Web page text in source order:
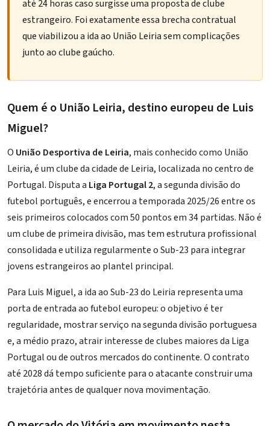
até 24 horas caso surgisse uma proposta de clube
estrangeiro. Foi exatamente essa brecha contratual
que viabilizou a ida ao União Leiria sem complicações
junto ao clube gaúcho.
Quem é o União Leiria, destino europeu de Luis
Miguel?
O União Desportiva de Leiria, mais conhecido como União
Leiria, é um clube da cidade de Leiria, localizada no centro de
Portugal. Disputa a Liga Portugal 2, a segunda divisão do
futebol português, e encerrou a temporada 2025/26 entre os
seis primeiros colocados com 50 pontos em 34 partidas. Não é
um clube de primeira divisão, mas tem estrutura profissional
consolidada e utiliza regularmente o Sub-23 para integrar
jovens estrangeiros ao plantel principal.
Para Luis Miguel, a ida ao Sub-23 do Leiria representa uma
porta de entrada ao futebol europeu: o objetivo é ter
regularidade, mostrar serviço na segunda divisão portuguesa
e, a médio prazo, atrair interesse de clubes maiores da Liga
Portugal ou de outros mercados do continente. O contrato
até 2028 dá tempo suficiente para o atacante construir uma
trajetória antes de qualquer nova movimentação.